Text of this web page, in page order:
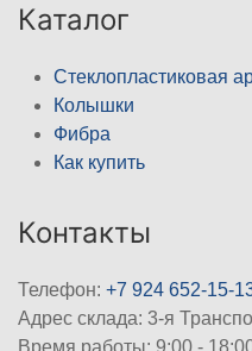
Каталог
Стеклопластиковая
Колышки
Фибра
Как купить
Контакты
Телефон: +7 924 652-15-
Адрес склада: 3-я
Время работы: 9:00 -